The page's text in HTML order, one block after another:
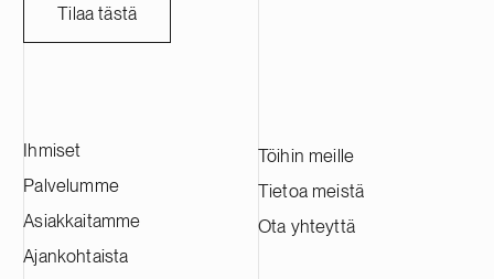
Tilaa tästä
Ihmiset
Palvelumme
Asiakkaitamme
Ajankohtaista
Töihin meille
Tietoa meistä
Ota yhteyttä